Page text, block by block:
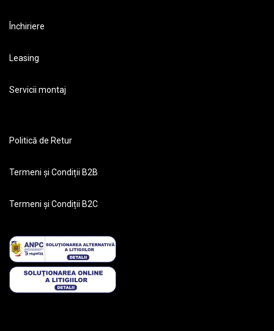
Închiriere
Leasing
Servicii montaj
Politică de Retur
Termeni și Condiții B2B
Termeni și Condiții B2C